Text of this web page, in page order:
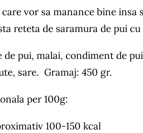
vor sa manance bine insa
reteta de saramura de pui
de pui, malai, condiment de
sare. Gramaj: 450 gr.
per 100g:
100-150 kcal